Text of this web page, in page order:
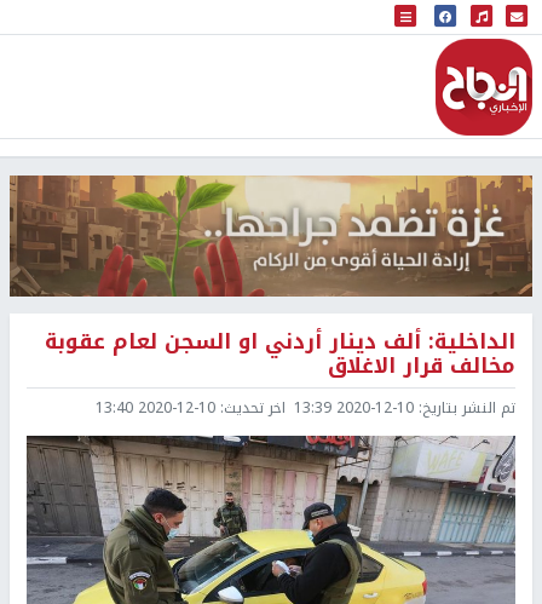
البث المباشر
إذاعة النجاح
الداخلية: ألف دينار أردني او السجن لعام عقوبة
مخالف قرار الاغلاق
تم النشر بتاريخ: 2020-12-10 13:39 اخر تحديث: 2020-12-10 13:40